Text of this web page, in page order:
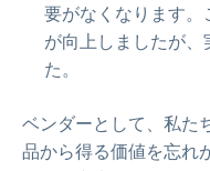
要がなくなります
が向上しましたが
た。
ベンダーとして、私た
品から得る価値を忘れ